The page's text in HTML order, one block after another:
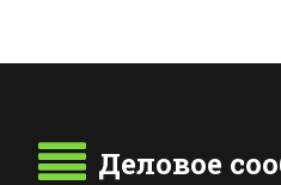
Деловое